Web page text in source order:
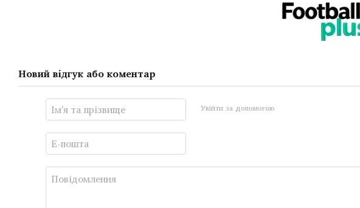
Новий відгук або коментар
Увійти за допомогою